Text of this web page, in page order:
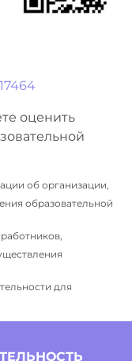
оценить
об организации,
образовательной
для